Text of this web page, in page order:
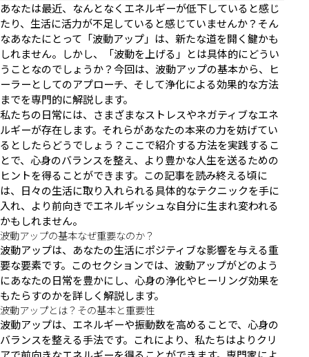
あなたは最近、なんとなくエネルギーが低下していると感じ
たり、生活に活力が不足していると感じていませんか？そん
なあなたにとって「波動アップ」は、新たな道を開く鍵かも
しれません。しかし、「波動を上げる」とは具体的にどうい
うことなのでしょうか？今回は、波動アップの基本から、ヒ
ーラーとしてのアプローチ、そして浄化による効果的な方法
までを専門的に解説します。
私たちの日常には、さまざまなストレスやネガティブなエネ
ルギーが存在します。それらがあなたの本来の力を妨げてい
るとしたらどうでしょう？ここで紹介する方法を実践するこ
とで、心身のバランスを整え、より豊かな人生を送るための
ヒントを得ることができます。この記事を読み終える頃に
は、日々の生活に取り入れられる具体的なテクニックを手に
入れ、より前向きでエネルギッシュな自分に生まれ変われる
かもしれません。
波動アップの基本なぜ重要なのか？
波動アップは、あなたの生活にポジティブな影響を与える重
要な要素です。このセクションでは、波動アップがどのよう
にあなたの日常を豊かにし、心身の浄化やヒーリング効果を
もたらすのかを詳しく解説します。
波動アップとは？その基本と重要性
波動アップは、エネルギーや振動数を高めることで、心身の
バランスを整える手法です。これにより、私たちはよりクリ